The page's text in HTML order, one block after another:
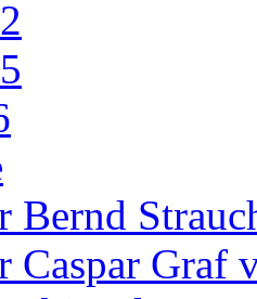
Bernd
Caspar Graf